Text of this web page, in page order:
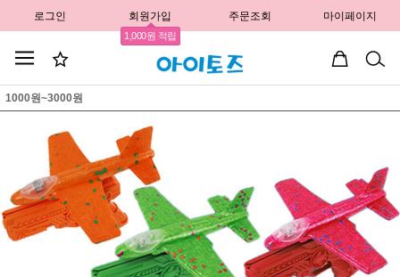
로그인 회원가입
1,000원 적립
주문조회 마이페이지
1000원~3000원